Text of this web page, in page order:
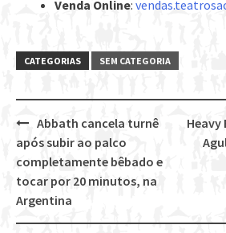
Venda Online:
CATEGORIAS SEM CATEGORIA
Post
navigation
Heavy
Abbath cancela turnê
após subir ao palco
completamente bêbado e
tocar por 20 minutos, na
Argentina